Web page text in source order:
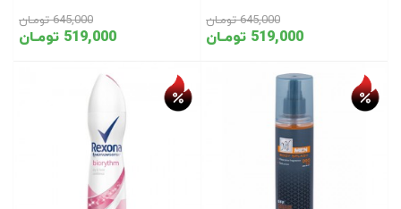
519,000 تومـان
645,000 تومـان
519,000 تومـان
645,000 تومـان